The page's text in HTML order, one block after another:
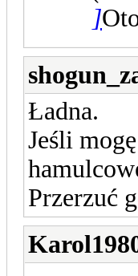
]
Ładna.
Jeśli
Przerzuć